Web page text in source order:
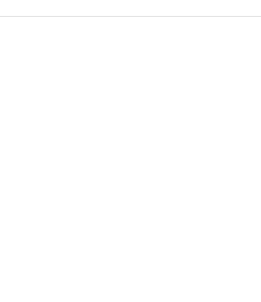
من ميلاني هو لون مشمس يفعل كل شيء.